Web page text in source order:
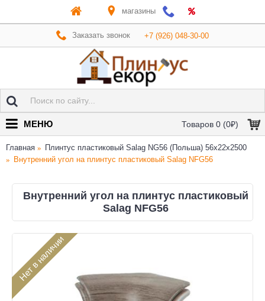
магазины
Заказать звонок +7 (926) 048-30-00
Товаров 0 (0₽)
МЕНЮ
Главная
Плинтус пластиковый Salag NG56 (Польша) 56х22x2500
Внутренний угол на плинтус пластиковый Salag NFG56
Внутренний угол на плинтус пластиковый
Salag NFG56
Нет в наличии